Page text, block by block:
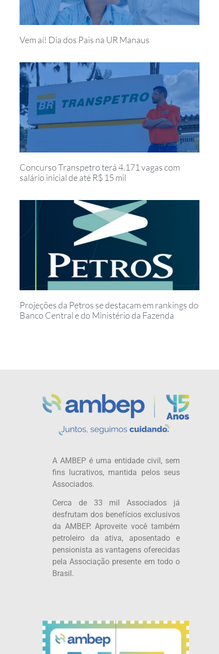
Vem aí! Dia dos Pais na UR Manaus
Concurso Transpetro terá 4.171 vagas com
salário inicial de até R$ 15 mil
Projeções da Petros se destacam em rankings do
Banco Central e do Ministério da Fazenda
A AMBEP é uma entidade civil, sem
fins lucrativos, mantida pelos seus
Associados.
Cerca de 33 mil Associados já
desfrutam dos benefícios exclusivos
da AMBEP. Aproveite você também
petroleiro da ativa, aposentado e
pensionista as vantagens oferecidas
pela Associação presente em todo o
Brasil.